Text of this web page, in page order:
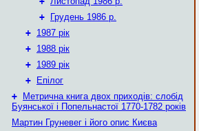
+
Грудень 1986 р.
+ 1987 рік
+ 1988 рік
+ 1989 рік
+
Епілог
+
Метрична книга двох приходів: слобід
Буянської і Попельнастої 1770-1782 років
Мартин Груневег і його опис Києва